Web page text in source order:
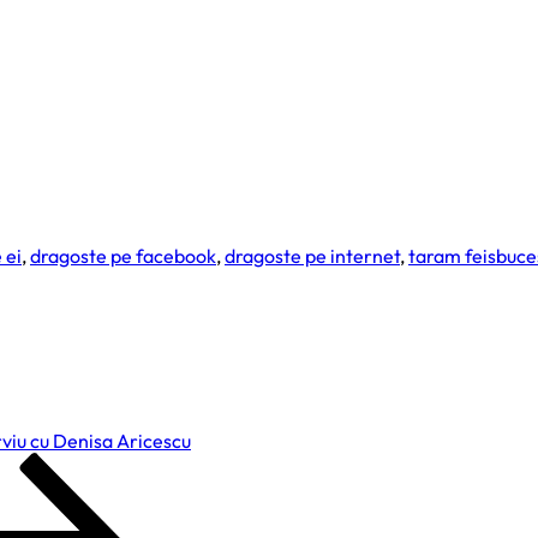
ei,dragoste pe facebook,dragoste pe internet,taram
cu Denisa Aricescu